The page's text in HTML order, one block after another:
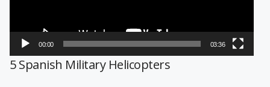
00:00 03:36
5 Spanish Military Helicopters